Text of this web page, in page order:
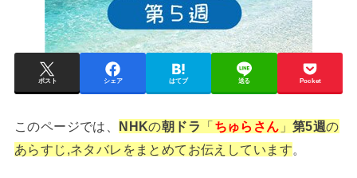
ポスト シェア はてブ 送る Pocket
このページでは、 NHKの朝ドラ 「 ちゅらさん 」第5週の
あらすじ,ネタバレをまとめてお伝えしています。